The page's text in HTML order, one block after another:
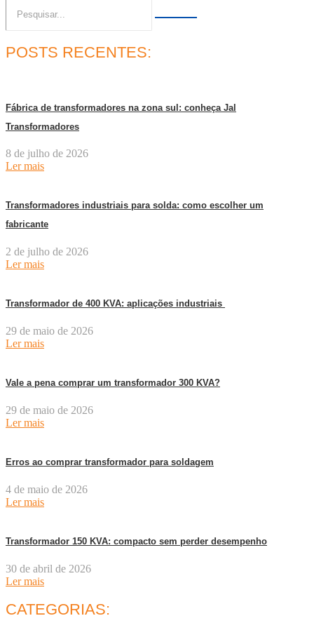
POSTS RECENTES:
Fábrica de transformadores na zona sul: conheça Jal
Transformadores
8 de julho de 2026
Ler mais
Transformadores industriais para solda: como escolher um
fabricante
2 de julho de 2026
Ler mais
Transformador de 400 KVA: aplicações industriais
29 de maio de 2026
Ler mais
Vale a pena comprar um transformador 300 KVA?
29 de maio de 2026
Ler mais
Erros ao comprar transformador para soldagem
4 de maio de 2026
Ler mais
Transformador 150 KVA: compacto sem perder desempenho
30 de abril de 2026
Ler mais
CATEGORIAS: